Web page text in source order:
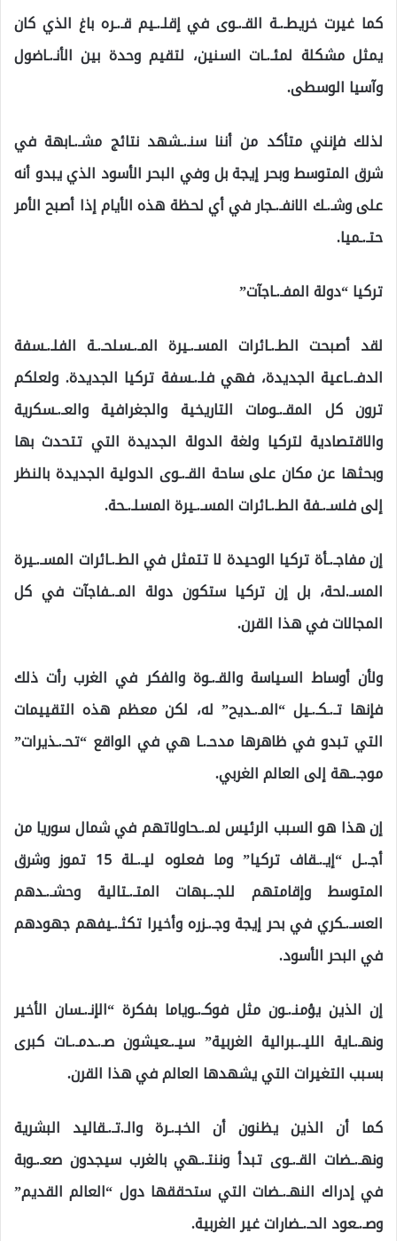
كما غيرت خريطـ.ـة القـ.ـوى في إقلـ.ـيم قـ.ـره باغ الذي كان
يمثل مشكلة لمئـ.ـات السنين، لتقيم وحدة بين الأنـ.ـاضول
وآسيا الوسطى.
لذلك فإنني متأكد من أننا سنـ.ـشهد نتائج مشـ.ـابهة في
شرق المتوسط وبحر إيجة بل وفي البحر الأسود الذي يبدو أنه
على وشـ.ـك الانفـ.ـجار في أي لحظة هذه الأيام إذا أصبح الأمر
حتـ.ـميا.
تركيا “دولة المفـ.ـاجآت”
لقد أصبحت الطـ.ـائرات المسـ.ـيرة المـ.ـسلحـ.ـة الفلـ.ـسفة
الدفـ.ـاعية الجديدة، فهي فلـ.ـسفة تركيا الجديدة. ولعلكم
ترون كل المقـ.ـومات التاريخية والجغرافية والعـ.ـسكرية
والاقتصادية لتركيا ولغة الدولة الجديدة التي تتحدث بها
وبحثها عن مكان على ساحة القـ.ـوى الدولية الجديدة بالنظر
إلى فلسـ.ـفة الطـ.ـائرات المسـ.ـيرة المسلـ.ـحة.
إن مفاجـ.ـأة تركيا الوحيدة لا تتمثل في الطـ.ـائرات المسـ.ـيرة
المسـ.لحة، بل إن تركيا ستكون دولة المـ.ـفاجآت في كل
المجالات في هذا القرن.
ولأن أوساط السياسة والقـ.ـوة والفكر في الغرب رأت ذلك
فإنها تـ.ـكـ.ـيل “المـ.ـديح” له، لكن معظم هذه التقييمات
التي تبدو في ظاهرها مدحـ.ـا هي في الواقع “تحـ.ـذيرات”
موجـ.ـهة إلى العالم الغربي.
إن هذا هو السبب الرئيس لمـ.ـحاولاتهم في شمال سوريا من
أجـ.ـل “إيـ.ـقاف تركيا” وما فعلوه ليـ.ـلة 15 تموز وشرق
المتوسط وإقامتهم للجـ.ـبهات المتـ.ـتالية وحشـ.ـدهم
العسـ.ـكري في بحر إيجة وجـ.ـزره وأخيرا تكثـ.ـيفهم جهودهم
في البحر الأسود.
إن الذين يؤمنـ.ـون مثل فوكـ.ـوياما بفكرة “الإنـ.ـسان الأخير
ونهـ.ـاية الليـ.ـبرالية الغربية” سيـ.ـعيشون صـ.ـدمـ.ـات كبرى
بسبب التغيرات التي يشهدها العالم في هذا القرن.
كما أن الذين يظنون أن الخبـ.ـرة والـ.تـ.ـقاليد البشرية
ونهـ.ـضات القـ.ـوى تبدأ وننتـ.ـهي بالغرب سيجدون صعـ.ـوبة
في إدراك النهـ.ـضات التي ستحققها دول “العالم القديم”
وصـ.ـعود الحـ.ـضارات غير الغربية.